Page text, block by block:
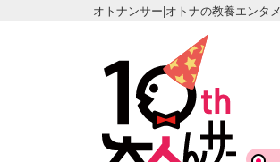
オトナンサー|オトナの教養エンタ